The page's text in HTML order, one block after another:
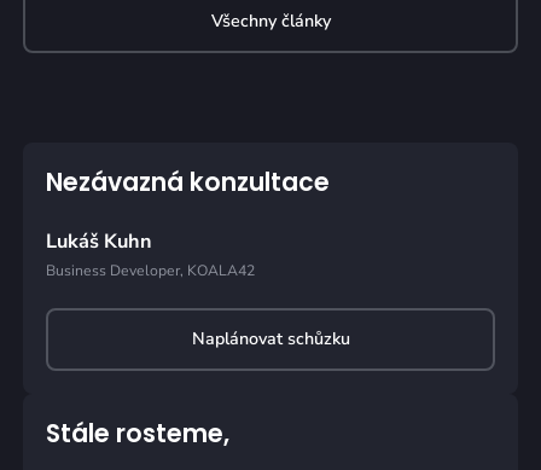
Všechny články
Nezávazná konzultace
Lukáš Kuhn
Business Developer, KOALA42
Naplánovat schůzku
Stále rosteme,